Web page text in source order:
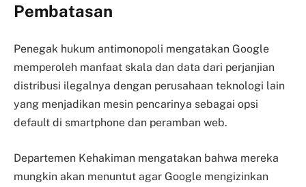
Pembatasan
Penegak hukum antimonopoli mengatakan Google
memperoleh manfaat skala dan data dari perjanjian
distribusi ilegalnya dengan perusahaan teknologi lain
yang menjadikan mesin pencarinya sebagai opsi
default di smartphone dan peramban web.
Departemen Kehakiman mengatakan bahwa mereka
mungkin akan menuntut agar Google mengizinkan